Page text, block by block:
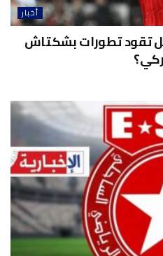
أخبار
تقود تطورات بشكتاش